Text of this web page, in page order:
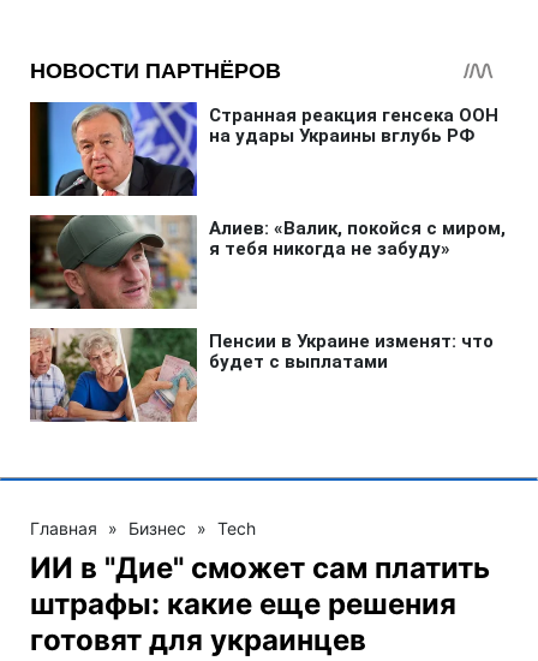
Главная » Бизнес » Tech
ИИ в "Дие" сможет сам платить
штрафы: какие еще решения
готовят для украинцев